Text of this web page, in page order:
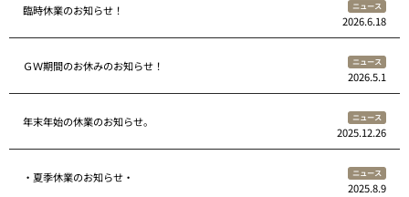
臨時休業のお知らせ！ ニュース
2026.6.18
ＧＷ期間のお休みのお知らせ！ ニュース
2026.5.1
年末年始の休業のお知らせ。 ニュース
2025.12.26
・夏季休業のお知らせ・ ニュース
2025.8.9